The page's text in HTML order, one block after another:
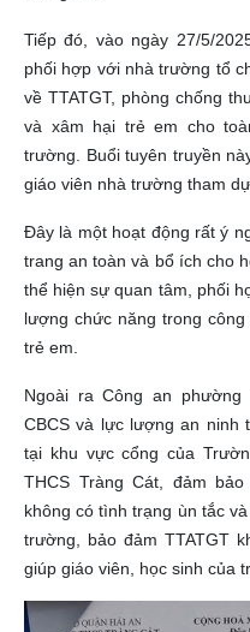
Tiếp đó, vào ngày 27/5/
phối hợp với nhà trường tổ
về TTATGT, phòng chống
và xâm hại trẻ em cho
trường. Buổi tuyên truyền
giáo viên nhà trường tham
Đây là một hoạt động rất ý
trang an toàn và bổ ích cho
thể hiện sự quan tâm, phối
lượng chức năng trong
trẻ em.
Ngoài ra Công an
CBCS và lực lượng an ninh
tại khu vực cổng của
THCS Tràng Cát, đảm
không có tình trạng ùn tắc
trường, bảo đảm TTATGT
giúp giáo viên, học sinh của